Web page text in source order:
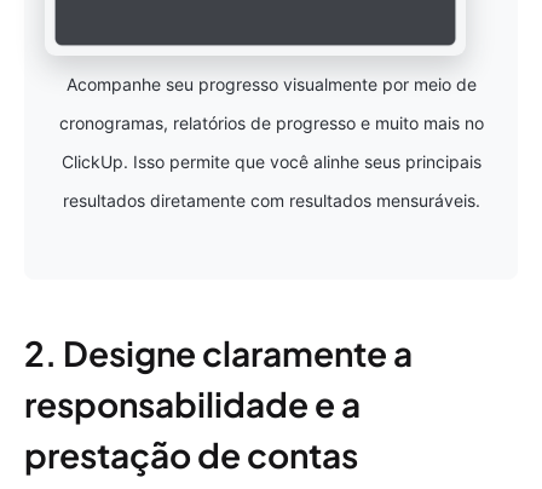
Acompanhe seu progresso visualmente por meio de
cronogramas, relatórios de progresso e muito mais no
ClickUp. Isso permite que você alinhe seus principais
resultados diretamente com resultados mensuráveis.
2. Designe claramente a
responsabilidade e a
prestação de contas